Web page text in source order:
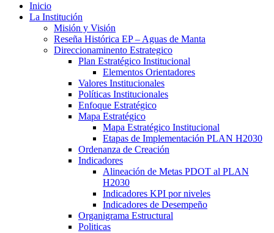
Inicio
La Institución
Misión y Visión
Reseña Histórica EP – Aguas de Manta
Direccionaminento Estrategico
Plan Estratégico Institucional
Elementos Orientadores
Valores Institucionales
Políticas Institucionales
Enfoque Estratégico
Mapa Estratégico
Mapa Estratégico Institucional
Etapas de Implementación PLAN H2030
Ordenanza de Creación
Indicadores
Alineación de Metas PDOT al PLAN
H2030
Indicadores KPI por niveles
Indicadores de Desempeño
Organigrama Estructural
Politicas